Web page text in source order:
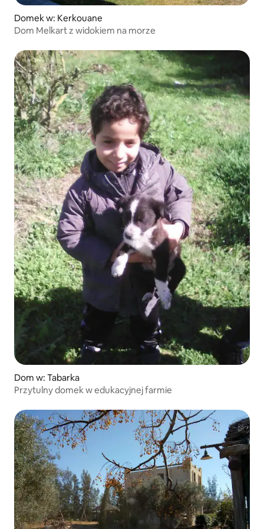
Domek w: Kerkouane
Dom Melkart z widokiem na morze
Dom w: Tabarka
Przytulny domek w edukacyjnej farmie